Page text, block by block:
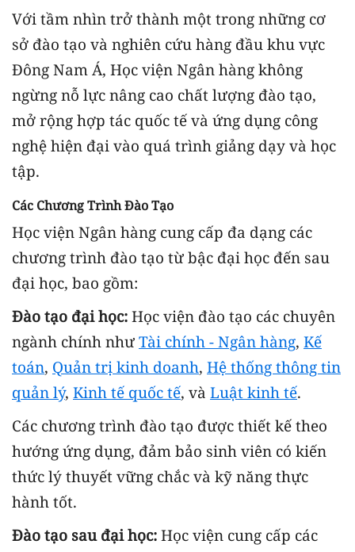
Với tầm nhìn trở thành một trong những cơ
sở đào tạo và nghiên cứu hàng đầu khu vực
Đông Nam Á, Học viện Ngân hàng không
ngừng nỗ lực nâng cao chất lượng đào tạo,
mở rộng hợp tác quốc tế và ứng dụng công
nghệ hiện đại vào quá trình giảng dạy và học
tập.
Các Chương Trình Đào Tạo
Học viện Ngân hàng cung cấp đa dạng các
chương trình đào tạo từ bậc đại học đến sau
đại học, bao gồm:
Đào tạo đại học: Học viện đào tạo các chuyên
ngành chính như Tài chính - Ngân hàng, Kế
toán, Quản trị kinh doanh, Hệ thống thông tin
quản lý, Kinh tế quốc tế, và Luật kinh tế.
Các chương trình đào tạo được thiết kế theo
hướng ứng dụng, đảm bảo sinh viên có kiến
thức lý thuyết vững chắc và kỹ năng thực
hành tốt.
Đào tạo sau đại học: Học viện cung cấp các